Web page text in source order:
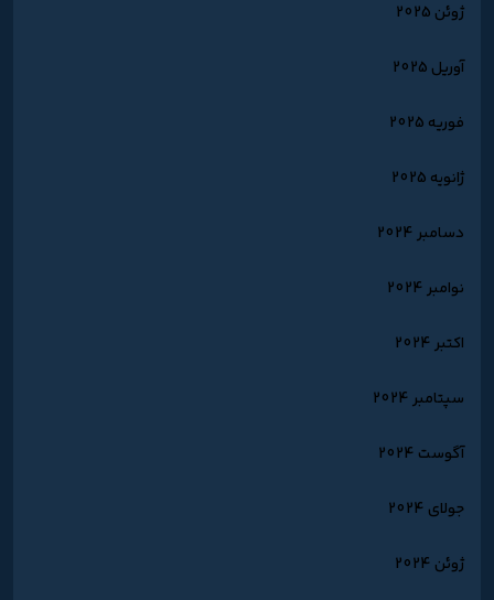
ژوئن 2025
آوریل 2025
فوریه 2025
ژانویه 2025
دسامبر 2024
نوامبر 2024
اکتبر 2024
سپتامبر 2024
آگوست 2024
جولای 2024
ژوئن 2024